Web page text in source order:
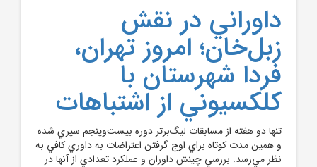
داوراني در نقش
زبل‌خان؛ امروز تهران،
فردا شهرستان با
کلکسيوني از اشتباهات
تنها دو هفته از مسابقات ليگ‌برتر دوره بيست‌وپنجم سپري شده
و همين مدت کوتاه براي اوج گرفتن اعتراضات به داوري کافي به
نظر مي‌رسد. بررسي چينش داوران و عملکرد تعدادي از آنها در